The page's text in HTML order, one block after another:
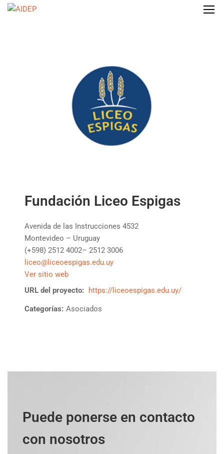
Fundación Liceo Espigas
Avenida de las Instrucciones 4532
Montevideo – Uruguay
(+598) 2512 4002– 2512 3006
liceo@liceoespigas.edu.uy
Ver sitio web
URL del proyecto:
https://liceoespigas.edu.uy/
Categorías: Asociados
Puede ponerse en contacto
con nosotros